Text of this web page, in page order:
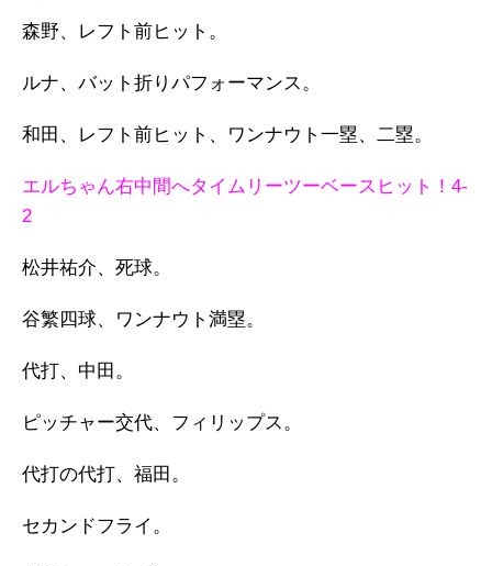
森野、レフト前ヒット。
ルナ、バット折りパフォーマンス。
和田、レフト前ヒット、ワンナウト一塁、二塁。
エルちゃん右中間へタイムリーツーベースヒット！4-
2
松井祐介、死球。
谷繁四球、ワンナウト満塁。
代打、中田。
ピッチャー交代、フィリップス。
代打の代打、福田。
セカンドフライ。